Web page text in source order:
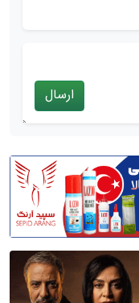
ارسال